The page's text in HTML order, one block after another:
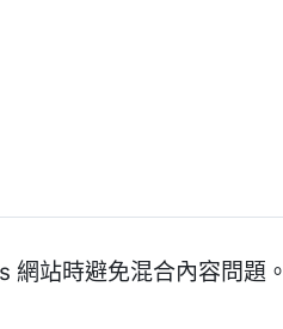
網站時避免混合內容問題。